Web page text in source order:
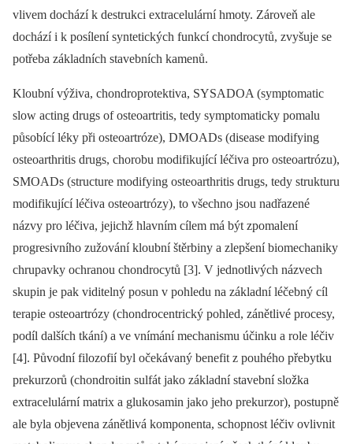
vlivem dochází k destrukci extracelulární hmoty. Zároveň ale
dochází i k posílení syntetických funkcí chondrocytů, zvyšuje se
potřeba základních stavebních kamenů.
Kloubní výživa, chondroprotektiva, SYSADOA (symptomatic
slow acting drugs of osteoartritis, tedy symptomaticky pomalu
působící léky při osteoartróze), DMOADs (disease modifying
osteoarthritis drugs, chorobu modifikující léčiva pro osteoartrózu),
SMOADs (structure modifying osteoarthritis drugs, tedy strukturu
modifikující léčiva osteoartrózy), to všechno jsou nadřazené
názvy pro léčiva, jejichž hlavním cílem má být zpomalení
progresivního zužování kloubní štěrbiny a zlepšení biomechaniky
chrupavky ochranou chondrocytů [3]. V jednotlivých názvech
skupin je pak viditelný posun v pohledu na základní léčebný cíl
terapie osteoartrózy (chondrocentrický pohled, zánětlivé procesy,
podíl dalších tkání) a ve vnímání mechanismu účinku a role léčiv
[4]. Původní filozofií byl očekávaný benefit z pouhého přebytku
prekurzorů (chondroitin sulfát jako základní stavební složka
extracelulární matrix a glukosamin jako jeho prekurzor), postupně
ale byla objevena zánětlivá komponenta, schopnost léčiv ovlivnit